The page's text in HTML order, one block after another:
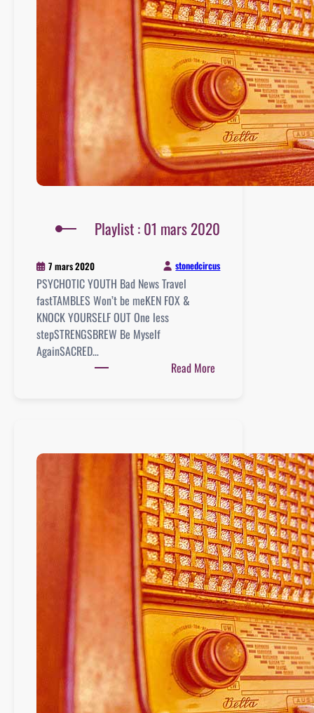
Playlist : 01 mars 2020
7 mars 2020 stonedcircus
PSYCHOTIC YOUTH Bad News Travel
fastTAMBLES Won’t be meKEN FOX &
KNOCK YOURSELF OUT One less
stepSTRENGSBREW Be Myself
AgainSACRED…
Read More
2020